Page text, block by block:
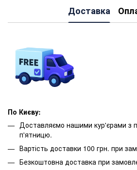
Доставка
По Києву:
Доставляємо нашими кур'єрами з
п'ятницю.
Вартість доставки 100 грн. при
Безкоштовна доставка при